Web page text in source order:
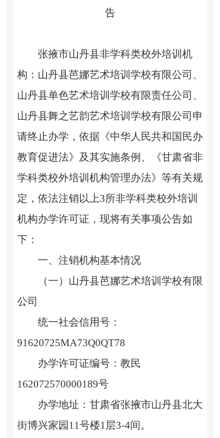
告
张掖市山丹县非学科类校外培训机
构 ： 山丹县芭娜艺术培训学校有限公司、
山丹县单色艺术培训 学校有限责任公司 、
山丹县舞之艺韵艺术培训学校有限公司申
请终止办学， 依据《中华人民共和国民办
教育促进法》及其实施条例、《甘肃省非
学科类校外培训机构管理办法》等有关规
定， 依法注销以上3所非学科类校外培训
机构办学许可证，现将有关事项公告如
下：
一、注销机构基本情况
（一）山丹县芭娜艺术培训学校有限
公司
统一社会信用号：
91620725MA73Q0QT78
办学许可证编号：教民
162072570000189号
办学地址：甘肃省张掖市山丹县北大
街博兴家园 11号楼1 层3-4间。